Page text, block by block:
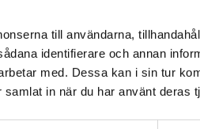
till användarna,
identifierare och annan
med. Dessa kan i sin tur
in när du har använt deras
via en
inte leveranser utanför
köp måste
Läs mer